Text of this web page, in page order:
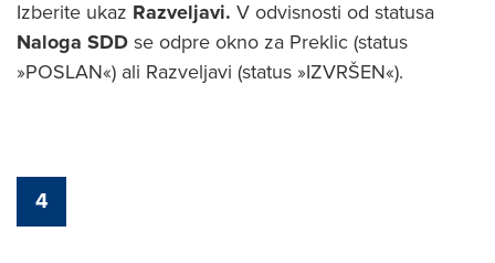
Izberite ukaz Razveljavi. V odvisnosti od statusa
Naloga SDD se odpre okno za Preklic (status
»POSLAN«) ali Razveljavi (status »IZVRŠEN«).
4